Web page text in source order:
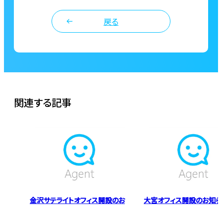
戻る
関連する記事
金沢サテライトオフィス開設のお
大宮オフィス開設のお知